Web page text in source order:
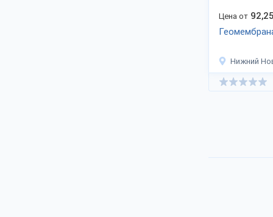
Цена от 92,25
Нижний